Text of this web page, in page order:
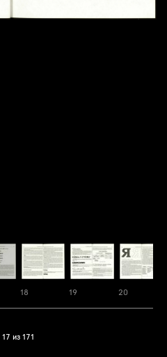
18 19 20
17 из 171